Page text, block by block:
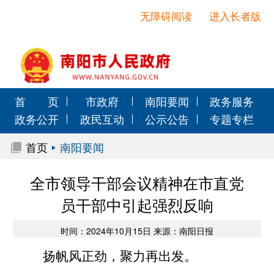
进入长者版
无障碍阅读
首 页 市政府 南阳要闻
政务服务
政务公开
政民互动 公示公告
专题专栏
首页
南阳要闻
全市领导干部会议精神在市直党
员干部中引起强烈反响
时间：2024年10月15日 来源：南阳日报
扬帆风正劲，聚力再出发。